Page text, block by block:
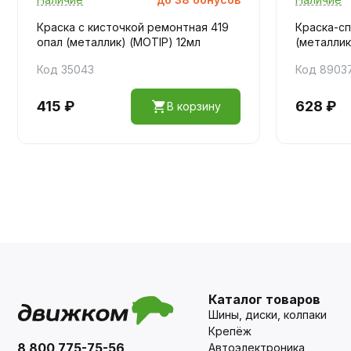
Краска с кисточкой ремонтная 419
опал (металлик) (MOTIP) 12мл
Код 35043
415 ₽ В корзину
Краска-
Код
628 ₽
8 800 775-75-56
Каталог товаров
Шины, диски, колпаки
Крепёж
Автоэлектроника